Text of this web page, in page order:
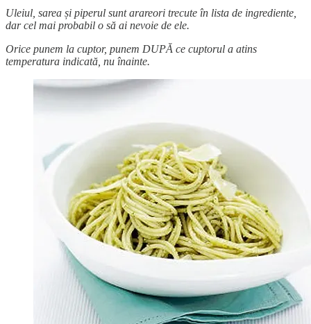
Uleiul, sarea și piperul sunt arareori trecute în lista de ingrediente,
dar cel mai probabil o să ai nevoie de ele.
Orice punem la cuptor, punem DUPĂ ce cuptorul a atins
temperatura indicată, nu înainte.